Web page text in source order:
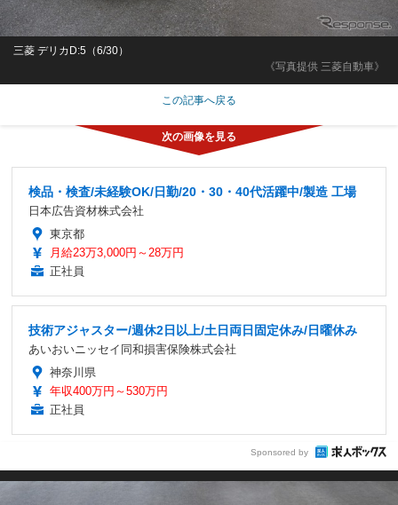
《写真提供 三菱自動車》
三菱 デリカD:5（6/30）
この記事へ戻る
検品・検査/未経験OK/日勤/20・30・40代活躍中/製造 工場
日本広告資材株式会社
東京都
月給23万3,000円～28万円
正社員
技術アジャスター/週休2日以上/土日両日固定休み/日曜休み
あいおいニッセイ同和損害保険株式会社
神奈川県
年収400万円～530万円
正社員
Sponsored by